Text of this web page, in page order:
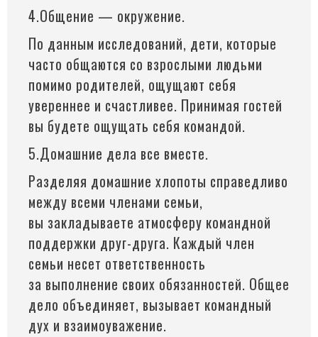
4.Общение — окружение.
По данным исследований, дети, которые
часто общаются со взрослыми людьми
помимо родителей, ощущают себя
увереннее и счастливее. Принимая гостей
вы будете ощущать себя командой.
5.Домашние дела все вместе.
Разделяя домашние хлопоты справедливо
между всеми членами семьи,
вы закладываете атмосферу командной
поддержки друг-друга. Каждый член
семьи несет ответственность
за выполнение своих обязанностей. Общее
дело объединяет, вызывает командный
дух и взаимоуважение.